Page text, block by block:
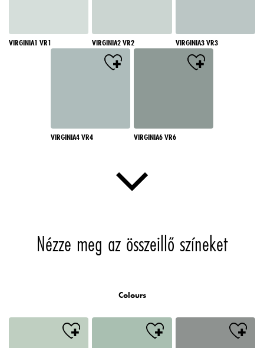
VIRGINIA1 VR1 VIRGINIA2 VR2 VIRGINIA3 VR3
VIRGINIA4 VR4 VIRGINIA6 VR6
Nézze meg az összeillő színeket
Colours